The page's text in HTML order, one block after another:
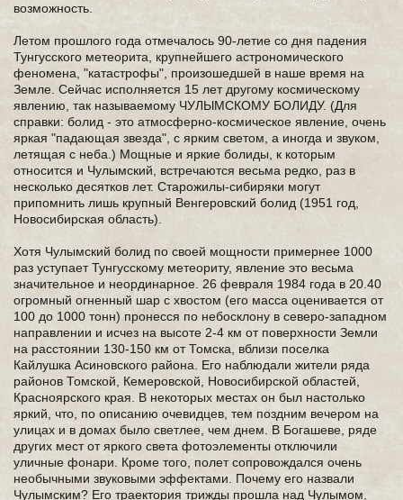
возможность.
Летом прошлого года отмечалось 90-летие со дня падения
Тунгусского метеорита, крупнейшего астрономического
феномена, "катастрофы", произошедшей в наше время на
Земле. Сейчас исполняется 15 лет другому космическому
явлению, так называемому ЧУЛЫМСКОМУ БОЛИДУ. (Для
справки: болид - это атмосферно-космическое явление, очень
яркая "падающая звезда", с ярким светом, а иногда и звуком,
летящая с неба.) Мощные и яркие болиды, к которым
относится и Чулымский, встречаются весьма редко, раз в
несколько десятков лет. Старожилы-сибиряки могут
припомнить лишь крупный Венгеровский болид (1951 год,
Новосибирская область).
Хотя Чулымский болид по своей мощности примернее 1000
раз уступает Тунгусскому метеориту, явление это весьма
значительное и неординарное. 26 февраля 1984 года в 20.40
огромный огненный шар с хвостом (его масса оценивается от
100 до 1000 тонн) пронесся по небосклону в северо-западном
направлении и исчез на высоте 2-4 км от поверхности Земли
на расстоянии 130-150 км от Томска, вблизи поселка
Кайлушка Асиновского района. Его наблюдали жители ряда
районов Томской, Кемеровской, Новосибирской областей,
Красноярского края. В некоторых местах он был настолько
яркий, что, по описанию очевидцев, тем поздним вечером на
улицах и в домах было светлее, чем днем. В Богашеве, ряде
других мест от яркого света фотоэлементы отключили
уличные фонари. Кроме того, полет сопровождался очень
необычными звуковыми эффектами. Почему его назвали
Чулымским? Его траектория трижды прошла над Чулымом,